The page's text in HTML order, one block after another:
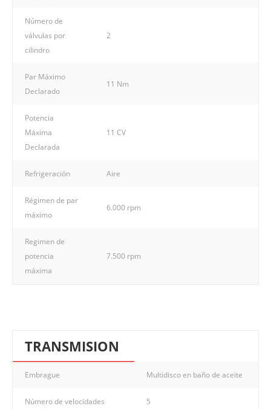
Número de
válvulas por
cilindro
2
Par Máximo
Declarado
11 Nm
Potencia
Máxima
Declarada
11 CV
Refrigeración Aire
Régimen de par
máximo
6.000 rpm
Regimen de
potencia
máxima
7.500 rpm
TRANSMISION
Embrague Multidisco en baño de aceite
Número de velocidades 5